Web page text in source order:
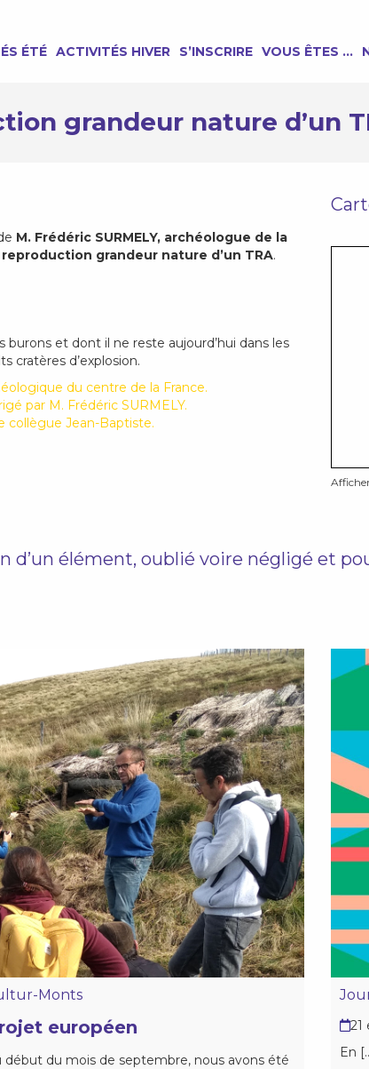
ÉTÉ ACTIVITÉS HIVER S’INSCRIRE VOUS ÊTES …
grandeur nature d’un
M. Frédéric SURMELY, archéologue de la
reproduction grandeur nature d’un TRA.
et dont il ne reste aujourd’hui dans les
cratères d’explosion.
du centre de la France.
par M. Frédéric SURMELY.
collègue Jean-Baptiste.
d’un élément, oublié voire négligé et
Monts
européen
début du mois de septembre, nous avons été
21
En